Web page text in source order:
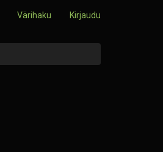
Värihaku Kirjaudu